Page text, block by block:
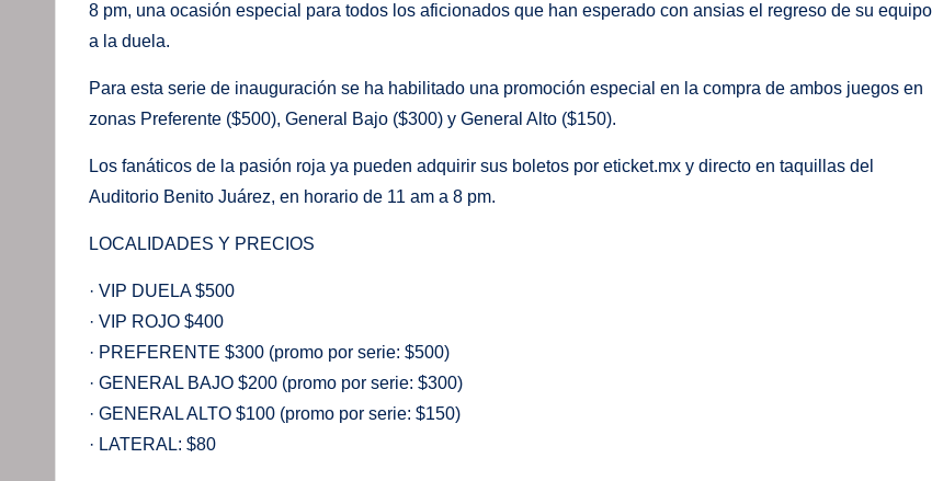
8 pm, una ocasión especial para todos los aficionados que han esperado con ansias el regreso de su equipo
a la duela.
Para esta serie de inauguración se ha habilitado una promoción especial en la compra de ambos juegos en
zonas Preferente ($500), General Bajo ($300) y General Alto ($150).
Los fanáticos de la pasión roja ya pueden adquirir sus boletos por eticket.mx y directo en taquillas del
Auditorio Benito Juárez, en horario de 11 am a 8 pm.
LOCALIDADES Y PRECIOS
· VIP DUELA $500
· VIP ROJO $400
· PREFERENTE $300 (promo por serie: $500)
· GENERAL BAJO $200 (promo por serie: $300)
· GENERAL ALTO $100 (promo por serie: $150)
· LATERAL: $80